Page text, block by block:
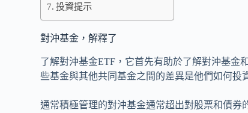
投資提示
對沖基金，解釋了
了解對沖基金ETF，它首先有助於了解對沖基金
些基金與其他共同基金之間的差異是他們如何投
通常積極管理的對沖基金通常超出對股票和債